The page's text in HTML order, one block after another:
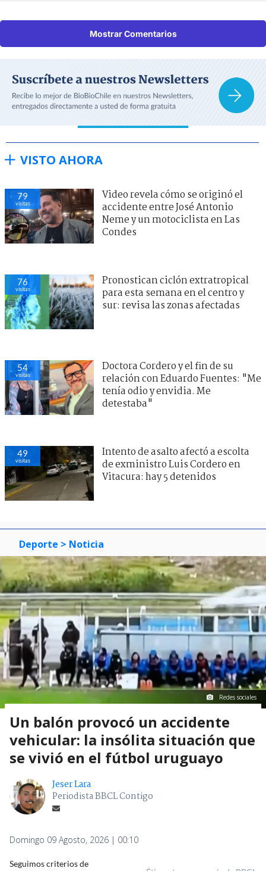
Mostrar Comentarios
VISTO AHORA
79
visitas
Video revela cómo se originó el
accidente entre José Antonio
Neme y un motociclista en Las
Condes
76
visitas
Pronostican ciclón extratropical
para esta semana en el centro y
sur: revisa las zonas afectadas
54
visitas
Doctora Cordero y el fin de su
relación con Eduardo Fuentes: "Me
tenía odio y envidia. Me
detestaba"
49
visitas
Intento de asalto afectó a escolta
de exministro Luis Cordero en
Vitacura: hay 5 detenidos
Deporte > Noticia
Redes sociales
Un balón provocó un accidente
vehicular: la insólita situación que
se vivió en el fútbol uruguayo
Jeser Lara
Periodista BBCL Contigo
Domingo 09 Agosto, 2026 | 00:10
Seguimos criterios de